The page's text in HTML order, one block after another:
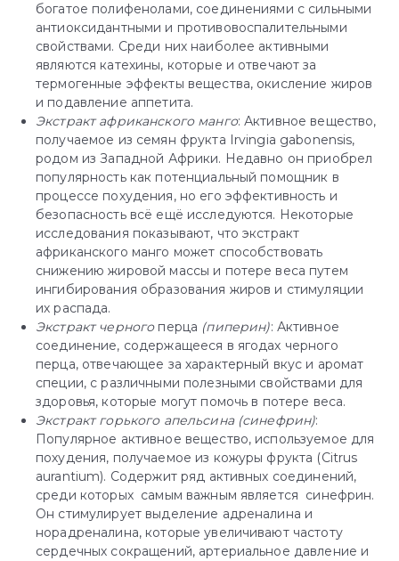
богатое полифенолами, соединениями с сильными
антиоксидантными и противовоспалительными
свойствами. Среди них наиболее активными
являются катехины, которые и отвечают за
термогенные эффекты вещества, окисление жиров
и подавление аппетита.
Экстракт африканского манго: Активное вещество,
получаемое из семян фрукта Irvingia gabonensis,
родом из Западной Африки. Недавно он приобрел
популярность как потенциальный помощник в
процессе похудения, но его эффективность и
безопасность всё ещё исследуются. Некоторые
исследования показывают, что экстракт
африканского манго может способствовать
снижению жировой массы и потере веса путем
ингибирования образования жиров и стимуляции
их распада.
Экстракт черногоперца (пиперин): Активное
соединение, содержащееся в ягодах черного
перца, отвечающее за характерный вкус и аромат
специи, с различными полезными свойствами для
здоровья, которые могут помочь в потере веса.
Экстракт горького апельсина (синефрин):
Популярное активное вещество, используемое для
похудения, получаемое из кожуры фрукта (Citrus
aurantium). Содержит ряд активных соединений,
среди которых самым важным является синефрин.
Он стимулирует выделение адреналина и
норадреналина, которые увеличивают частоту
сердечных сокращений, артериальное давление и